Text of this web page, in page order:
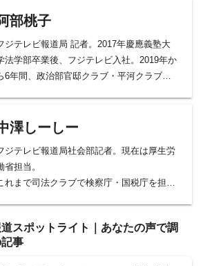
部桃子
ジテレビ報道局 記者。2017年慶應義塾大
法学部卒業後、フジテレビ入社。2019年か
6年間、政治部官邸クラブ・平河クラブで
道統括チーム」に所属。1994年福岡市生ま
澤しーしー
ジテレビ報道局社会部記者。現在は厚生労
省担当。
れまで司法クラブで検察庁・国税庁を担当
稲田大学法学部卒業後、2020年フジテレビ
社。
スポットライト｜あなたの声で調
事